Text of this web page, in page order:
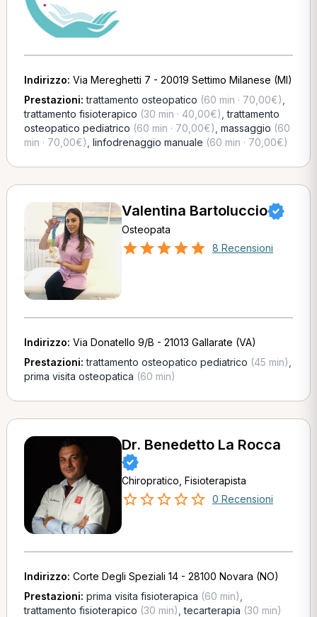
Indirizzo: Via Mereghetti 7 - 20019 Settimo Milanese (MI)
Prestazioni:trattamento osteopatico (60 min · 70,00€)
trattamento fisioterapico (30 min · 40,00€) ,trattamento
osteopatico pediatrico (60 min · 70,00€) massaggio (60
min · 70,00€) linfodrenaggio manuale (60 min · 70,00€)
Valentina Bartoluccio
Osteopata
8 Recensioni
Indirizzo: Via Donatello 9/B - 21013 Gallarate (VA)
Prestazioni:trattamento osteopatico pediatrico (45 min)
prima visita osteopatica (60 min)
Dr. Benedetto La Rocca
Chiropratico, Fisioterapista
0 Recensioni
Indirizzo: Corte Degli Speziali 14 - 28100 Novara (NO)
Prestazioni: prima visita fisioterapica (60 min)
trattamento fisioterapico (30 min) ,tecarterapia (30 min)